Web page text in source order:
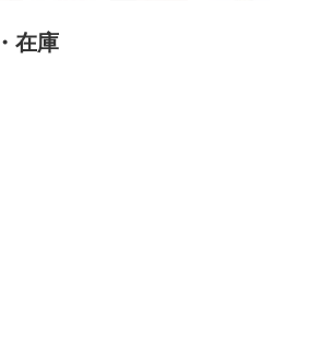
在庫